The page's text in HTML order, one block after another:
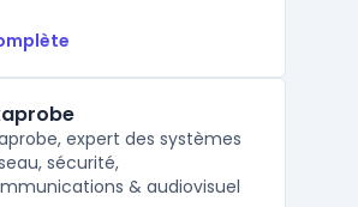
expert des systèmes
sécurité,
& audiovisuel